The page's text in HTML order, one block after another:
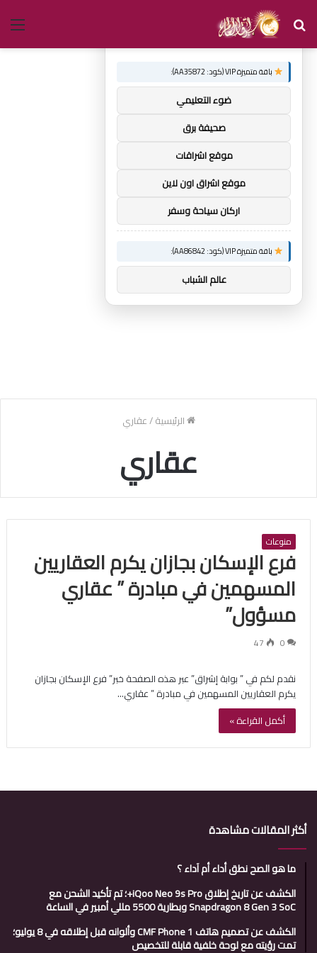
بحث
عن
الرئيسية/عقاري
عقاري
منوعات
فرع الإسكان بجازان يكرم العقاريين
المسهمين في مبادرة ” عقاري
مسؤول”
0
47
نقدم لكم في ” بوابة إشراق” عبر هذه الصفحة خبر” فرع الإسكان بجازان
يكرم العقاريين المسهمين في مبادرة ” عقاري…
أكمل القراءة »
أكثر المقالات مشاهدة
ما هو الصح نطق أداء أم آداء ؟
الكشف عن تاريخ إطلاق iQoo Neo 9s Pro+؛ تم تأكيد الشحن مع
Snapdragon 8 Gen 3 SoC وبطارية 5500 مللي أمبير في الساعة
الكشف عن تصميم هاتف CMF Phone 1 وألوانه قبل إطلاقه في 8 يوليو؛
تمت رؤيته مع لوحة خلفية قابلة للتخصيص
توصيات :
باقة متميزة VIP (كود: AA35872):
ضوء التعليمي
صحيفة برق
موقع اشراقات
موقع اشراق اون لاين
اركان سياحة وسفر
باقة متميزة VIP (كود: AA86842):
عالم الشباب